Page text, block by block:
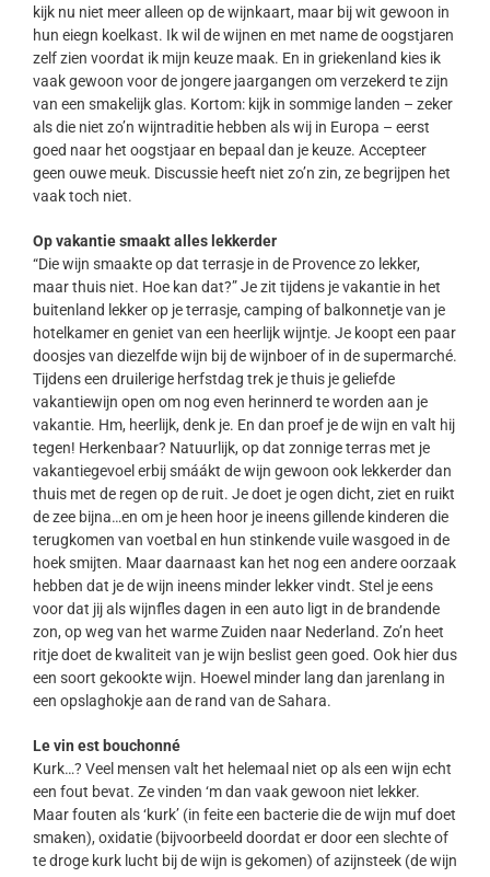
kijk nu niet meer alleen op de wijnkaart, maar bij wit gewoon in
hun eiegn koelkast. Ik wil de wijnen en met name de oogstjaren
zelf zien voordat ik mijn keuze maak. En in griekenland kies ik
vaak gewoon voor de jongere jaargangen om verzekerd te zijn
van een smakelijk glas. Kortom: kijk in sommige landen – zeker
als die niet zo’n wijntraditie hebben als wij in Europa – eerst
goed naar het oogstjaar en bepaal dan je keuze. Accepteer
geen ouwe meuk. Discussie heeft niet zo’n zin, ze begrijpen het
vaak toch niet.
Op vakantie smaakt alles lekkerder
“Die wijn smaakte op dat terrasje in de Provence zo lekker,
maar thuis niet. Hoe kan dat?” Je zit tijdens je vakantie in het
buitenland lekker op je terrasje, camping of balkonnetje van je
hotelkamer en geniet van een heerlijk wijntje. Je koopt een paar
doosjes van diezelfde wijn bij de wijnboer of in de supermarché.
Tijdens een druilerige herfstdag trek je thuis je geliefde
vakantiewijn open om nog even herinnerd te worden aan je
vakantie. Hm, heerlijk, denk je. En dan proef je de wijn en valt hij
tegen! Herkenbaar? Natuurlijk, op dat zonnige terras met je
vakantiegevoel erbij smáákt de wijn gewoon ook lekkerder dan
thuis met de regen op de ruit. Je doet je ogen dicht, ziet en ruikt
de zee bijna…en om je heen hoor je ineens gillende kinderen die
terugkomen van voetbal en hun stinkende vuile wasgoed in de
hoek smijten. Maar daarnaast kan het nog een andere oorzaak
hebben dat je de wijn ineens minder lekker vindt. Stel je eens
voor dat jij als wijnfles dagen in een auto ligt in de brandende
zon, op weg van het warme Zuiden naar Nederland. Zo’n heet
ritje doet de kwaliteit van je wijn beslist geen goed. Ook hier dus
een soort gekookte wijn. Hoewel minder lang dan jarenlang in
een opslaghokje aan de rand van de Sahara.
Le vin est bouchonné
Kurk…? Veel mensen valt het helemaal niet op als een wijn echt
een fout bevat. Ze vinden ‘m dan vaak gewoon niet lekker.
Maar fouten als ‘kurk’ (in feite een bacterie die de wijn muf doet
smaken), oxidatie (bijvoorbeeld doordat er door een slechte of
te droge kurk lucht bij de wijn is gekomen) of azijnsteek (de wijn